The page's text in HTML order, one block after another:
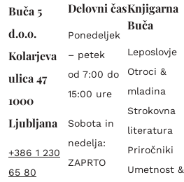
Buča 5
d.o.o.
Kolarjeva
ulica 47
1000
Ljubljana
+386 1 230
65 80
Delovni čas
Ponedeljek
– petek
od 7:00 do
15:00 ure
Sobota in
nedelja:
ZAPRTO
Knjigarna
Buča
Leposlovje
Otroci &
mladina
Strokovna
literatura
Priročniki
Umetnost &